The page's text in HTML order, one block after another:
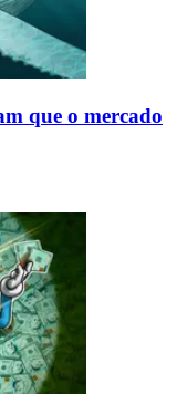
que o mercado